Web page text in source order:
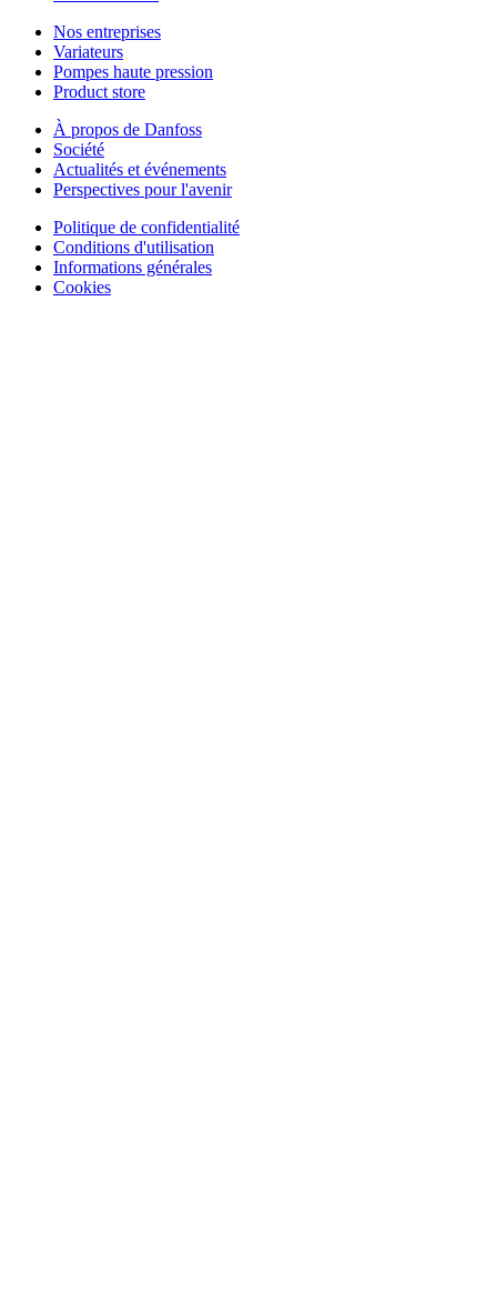
Nos entreprises
Variateurs
Pompes haute pression
Product store
À propos de Danfoss
Société
Actualités et événements
Perspectives pour l'avenir
Politique de confidentialité
Conditions d'utilisation
Informations générales
Cookies